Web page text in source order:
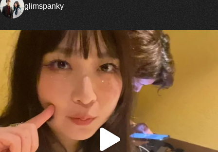
glimspanky